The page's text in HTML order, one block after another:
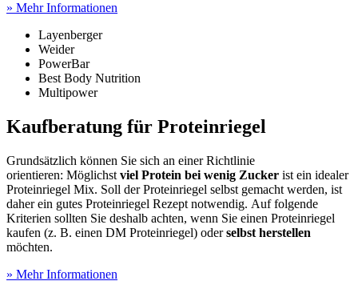
» Mehr Informationen
Layenberger
Weider
PowerBar
Best Body Nutrition
Multipower
Kaufberatung für Proteinriegel
Grundsätzlich können Sie sich an einer Richtlinie
orientieren: Möglichst viel Protein bei wenig Zucker ist ein idealer
Proteinriegel Mix. Soll der Proteinriegel selbst gemacht werden, ist
daher ein gutes Proteinriegel Rezept notwendig. Auf folgende
Kriterien sollten Sie deshalb achten, wenn Sie einen Proteinriegel
kaufen (z. B. einen DM Proteinriegel) oderselbst herstellen
möchten.
» Mehr Informationen